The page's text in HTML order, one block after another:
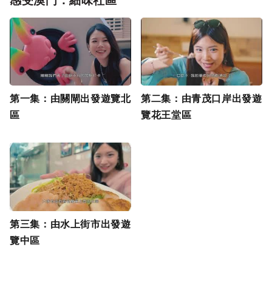
第一集：由關閘出發遊覽北
區
第二集：由青茂口岸出發遊
覽花王堂區
第三集：由水上街市出發遊
覽中區